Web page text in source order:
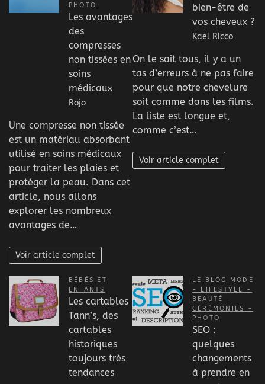
PHOTO
Les avantages
des
compresses
non tissées en
soins
médicaux
Rojo
Une compresse non tissée
est un matériau absorbant
utilisé en soins médicaux
pour traiter les plaies et
protéger la peau. Dans cet
article, nous allons
explorer les nombreux
avantages de…
Voir article complet
bien-être de
vos cheveux ?
Kael Ricco
On le sait tous, il y a un
tas d’erreurs à ne pas faire
pour que notre chevelure
soit comme dans les films.
La liste est longue et,
comme c’est…
Voir article complet
BÉBÉS ET
ENFANTS
Les cartables
Tann’s, des
cartables
historiques
toujours très
tendances
LE BLOG MODE
- LIFESTYLE -
BEAUTÉ -
CÉRÉMONIES -
PHOTO
SEO :
quelques
changements
à prendre en